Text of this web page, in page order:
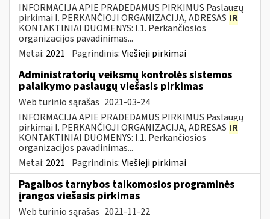
INFORMACIJA APIE PRADEDAMUS PIRKIMUS Paslaugų
pirkimai I. PERKANČIOJI ORGANIZACIJA, ADRESAS IR
KONTAKTINIAI DUOMENYS: I.1. Perkančiosios
organizacijos pavadinimas...
Metai: 2021 Pagrindinis:Viešieji pirkimai
Administratorių veiksmų kontrolės sistemos
palaikymo paslaugų viešasis pirkimas
Web turinio sąrašas 2021-03-24
INFORMACIJA APIE PRADEDAMUS PIRKIMUS Paslaugų
pirkimai I. PERKANČIOJI ORGANIZACIJA, ADRESAS IR
KONTAKTINIAI DUOMENYS: I.1. Perkančiosios
organizacijos pavadinimas...
Metai: 2021 Pagrindinis:Viešieji pirkimai
Pagalbos tarnybos taikomosios programinės
įrangos viešasis pirkimas
Web turinio sąrašas 2021-11-22